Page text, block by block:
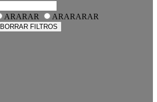
ARARAR ARARARAR
BORRAR FILTROS